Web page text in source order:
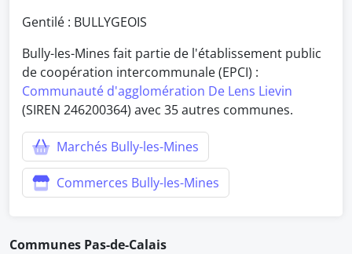
Gentilé : BULLYGEOIS
Bully-les-Mines fait partie de l'établissement public
de coopération intercommunale (EPCI) :
Communauté d'agglomération De Lens Lievin
(SIREN 246200364) avec 35 autres communes.
Marchés Bully-les-Mines
Commerces Bully-les-Mines
Communes Pas-de-Calais